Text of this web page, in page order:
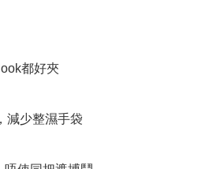
都好夾
減少整濕手袋